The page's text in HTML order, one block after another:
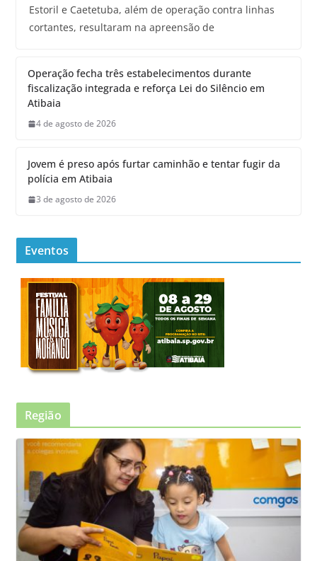
Estoril e Caetetuba, além de operação contra linhas
cortantes, resultaram na apreensão de
Operação fecha três estabelecimentos durante
fiscalização integrada e reforça Lei do Silêncio em
Atibaia
4 de agosto de 2026
Jovem é preso após furtar caminhão e tentar fugir da
polícia em Atibaia
3 de agosto de 2026
Eventos
Região